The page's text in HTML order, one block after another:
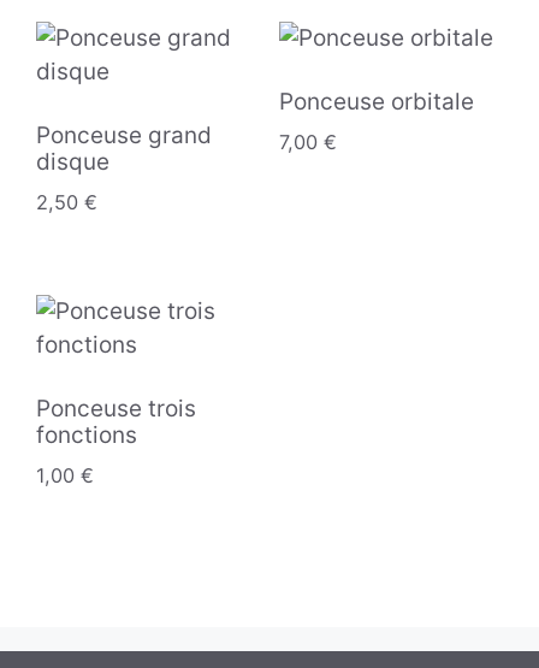
Ponceuse grand
disque
2,50 €
Ponceuse orbitale
7,00 €
Ponceuse trois
fonctions
1,00 €